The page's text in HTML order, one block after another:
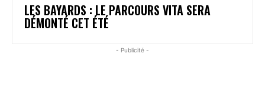
LES BAYARDS : LE PARCOURS VITA SERA
DÉMONTÉ CET ÉTÉ
- Publicité -